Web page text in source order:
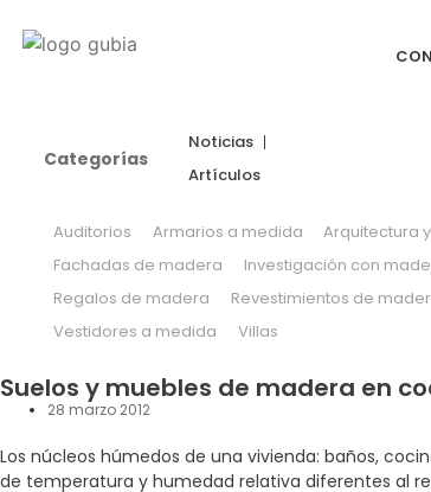
Categorías
Noticias
Artículos
Auditorios Armarios a medida Arquitectura
Fachadas de madera
Investigación con
Regalos de madera
Revestimientos de
Vestidores a medida
Villas
Suelos y muebles de madera en
28 marzo 2012
Los núcleos húmedos de una vivienda: baños,
de temperatura y humedad relativa diferentes al